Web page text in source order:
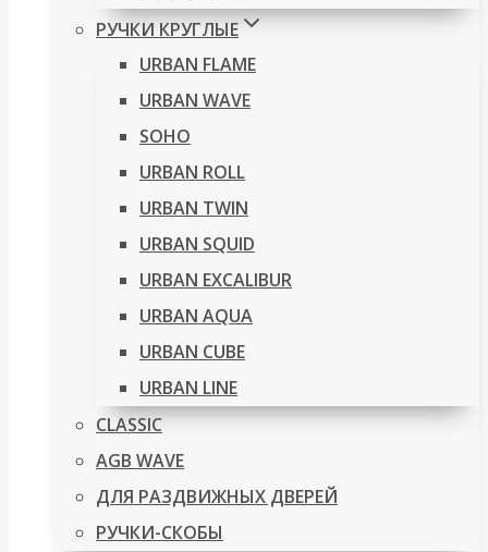
РУЧКИ КРУГЛЫЕ
URBAN FLAME
URBAN WAVE
SOHO
URBAN ROLL
URBAN TWIN
URBAN SQUID
URBAN EXCALIBUR
URBAN AQUA
URBAN CUBE
URBAN LINE
CLASSIC
AGB WAVE
ДЛЯ РАЗДВИЖНЫХ ДВЕРЕЙ
РУЧКИ-СКОБЫ